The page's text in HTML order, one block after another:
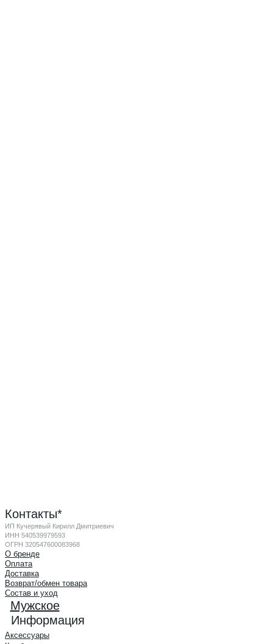
Контакты*
ИП Кучерявый Кирилл Дмитриевич
ИНН 540539979593
ОГРН 320547600083968
О бренде
Оплата
Доставка
Возврат/обмен товара
Состав и уход
Мужское
Информация
Аксессуары